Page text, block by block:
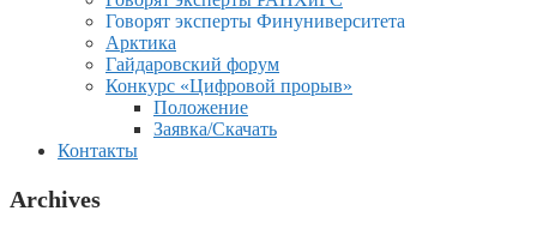
Говорят эксперты Финуниверситета
Арктика
Гайдаровский форум
Конкурс «Цифровой прорыв»
Положение
Заявка/Скачать
Контакты
Archives